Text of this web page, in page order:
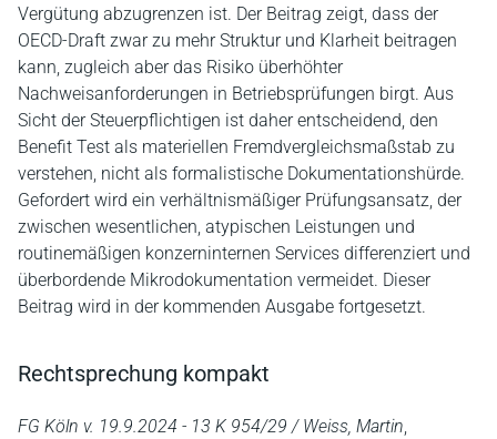
Vergütung abzugrenzen ist. Der Beitrag zeigt, dass der
OECD-Draft zwar zu mehr Struktur und Klarheit beitragen
kann, zugleich aber das Risiko überhöhter
Nachweisanforderungen in Betriebsprüfungen birgt. Aus
Sicht der Steuerpflichtigen ist daher entscheidend, den
Benefit Test als materiellen Fremdvergleichsmaßstab zu
verstehen, nicht als formalistische Dokumentationshürde.
Gefordert wird ein verhältnismäßiger Prüfungsansatz, der
zwischen wesentlichen, atypischen Leistungen und
routinemäßigen konzerninternen Services differenziert und
überbordende Mikrodokumentation vermeidet. Dieser
Beitrag wird in der kommenden Ausgabe fortgesetzt.
Rechtsprechung kompakt
FG Köln v. 19.9.2024 - 13 K 954/29 / Weiss, Martin,